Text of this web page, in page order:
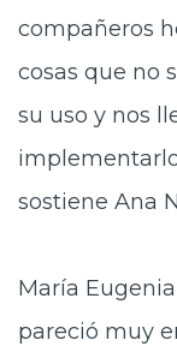
compañeros
cosas que no
su uso y nos
sostiene Ana
María
pareció muy